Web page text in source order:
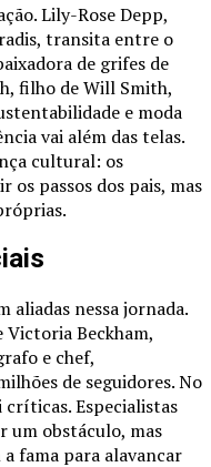
Lily-Rose Depp,
transita entre o
de grifes de
filho de Will Smith,
e moda
vai além das telas.
cultural: os
os passos dos pais, mas
aliadas nessa jornada.
Victoria Beckham,
e chef,
de seguidores. No
Especialistas
um obstáculo, mas
fama para alavancar